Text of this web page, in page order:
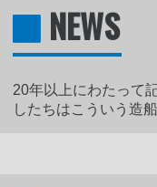
NEWS
20年以上にわたって
したちはこういう造船